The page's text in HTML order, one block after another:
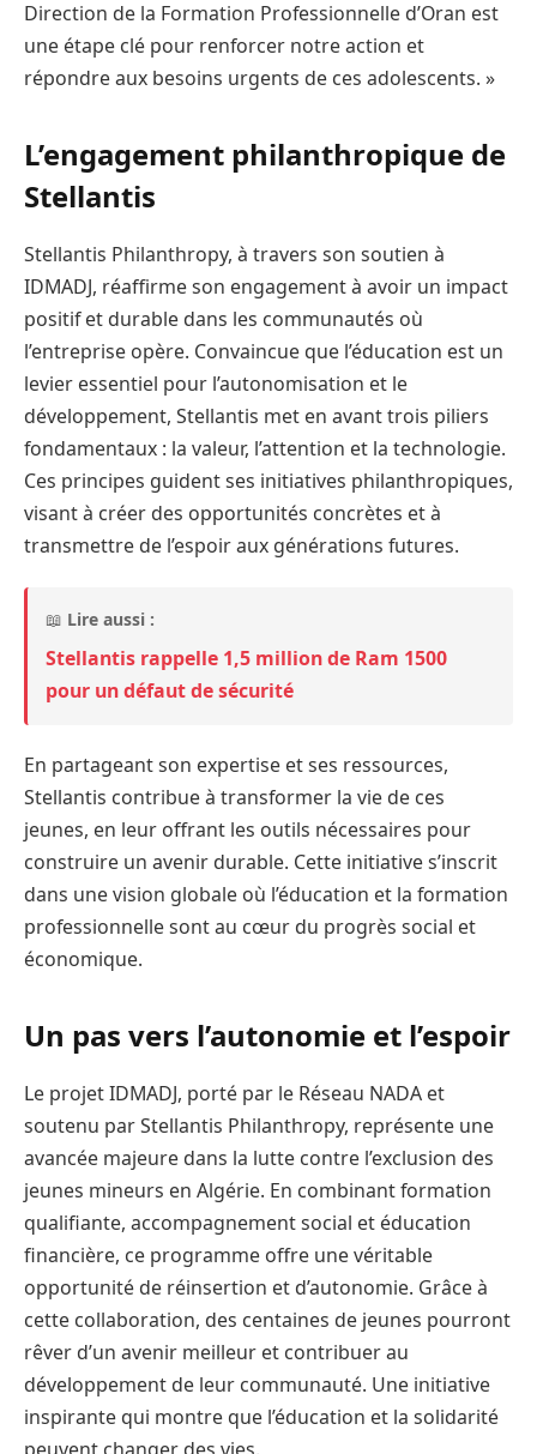
Direction de la Formation Professionnelle d’Oran est
une étape clé pour renforcer notre action et
répondre aux besoins urgents de ces adolescents. »
L’engagement philanthropique de
Stellantis
Stellantis Philanthropy, à travers son soutien à
IDMADJ, réaffirme son engagement à avoir un impact
positif et durable dans les communautés où
l’entreprise opère. Convaincue que l’éducation est un
levier essentiel pour l’autonomisation et le
développement, Stellantis met en avant trois piliers
fondamentaux : la valeur, l’attention et la technologie.
Ces principes guident ses initiatives philanthropiques,
visant à créer des opportunités concrètes et à
transmettre de l’espoir aux générations futures.
📖 Lire aussi :
Stellantis rappelle 1,5 million de Ram 1500
pour un défaut de sécurité
En partageant son expertise et ses ressources,
Stellantis contribue à transformer la vie de ces
jeunes, en leur offrant les outils nécessaires pour
construire un avenir durable. Cette initiative s’inscrit
dans une vision globale où l’éducation et la formation
professionnelle sont au cœur du progrès social et
économique.
Un pas vers l’autonomie et l’espoir
Le projet IDMADJ, porté par le Réseau NADA et
soutenu par Stellantis Philanthropy, représente une
avancée majeure dans la lutte contre l’exclusion des
jeunes mineurs en Algérie. En combinant formation
qualifiante, accompagnement social et éducation
financière, ce programme offre une véritable
opportunité de réinsertion et d’autonomie. Grâce à
cette collaboration, des centaines de jeunes pourront
rêver d’un avenir meilleur et contribuer au
développement de leur communauté. Une initiative
inspirante qui montre que l’éducation et la solidarité